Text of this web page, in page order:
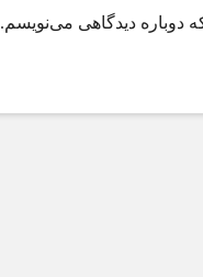
دوباره دیدگاهی می‌نویسم.